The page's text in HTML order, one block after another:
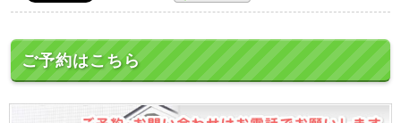
ご予約はこちら